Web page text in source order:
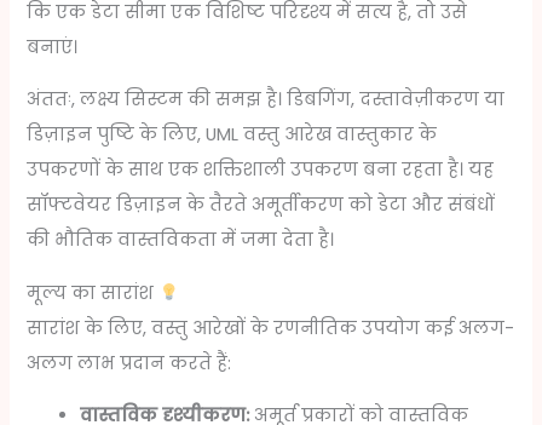
कि एक डेटा सीमा एक विशिष्ट परिदृश्य में सत्य है, तो उसे
बनाएं।
अंततः, लक्ष्य सिस्टम की समझ है। डिबगिंग, दस्तावेज़ीकरण या
डिज़ाइन पुष्टि के लिए, UML वस्तु आरेख वास्तुकार के
उपकरणों के साथ एक शक्तिशाली उपकरण बना रहता है। यह
सॉफ्टवेयर डिज़ाइन के तैरते अमूर्तीकरण को डेटा और संबंधों
की भौतिक वास्तविकता में जमा देता है।
मूल्य का सारांश
सारांश के लिए, वस्तु आरेखों के रणनीतिक उपयोग कई अलग-
अलग लाभ प्रदान करते हैं:
वास्तविक दृश्यीकरण:अमूर्त प्रकारों को वास्तविक